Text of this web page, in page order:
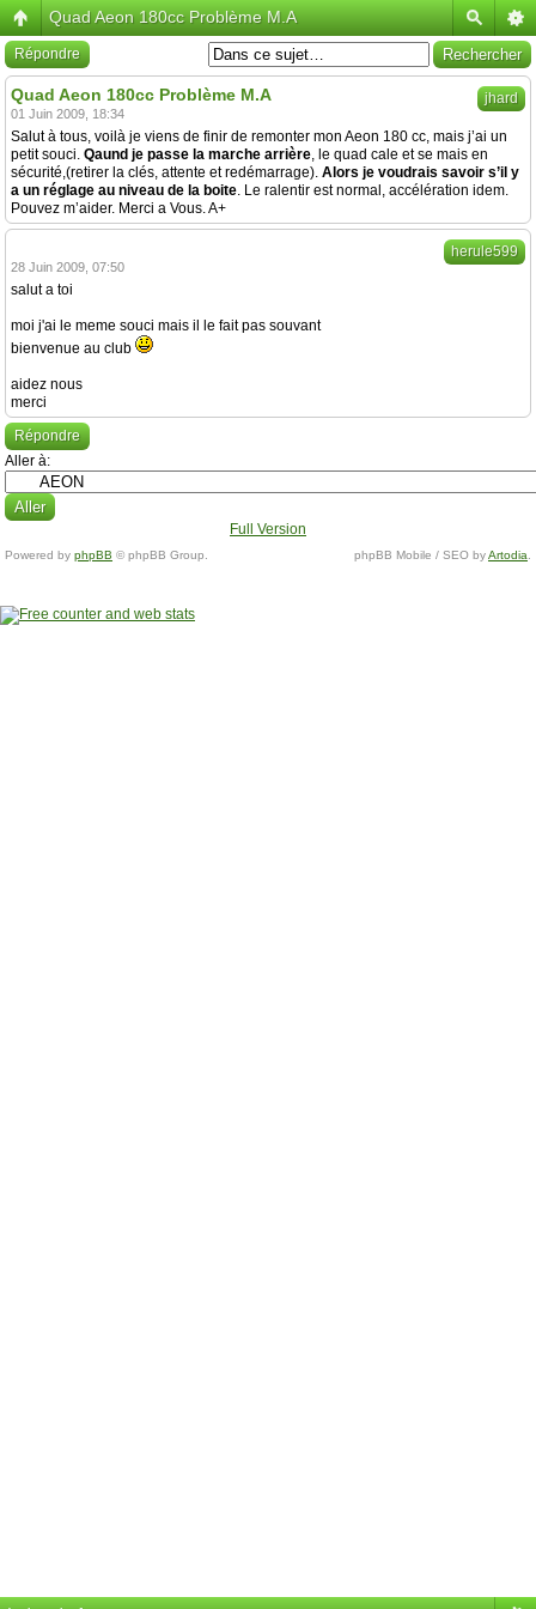
Quad Aeon 180cc Problème M.A
Répondre
jhard
Quad Aeon 180cc Problème M.A
01 Juin 2009, 18:34
Salut à tous, voilà je viens de finir de remonter mon Aeon 180 cc, mais j’ai un
petit souci. Qaund je passe la marche arrière, le quad cale et se mais en
sécurité,(retirer la clés, attente et redémarrage). Alors je voudrais savoir s’il y
a un réglage au niveau de la boite. Le ralentir est normal, accélération idem.
Pouvez m’aider. Merci a Vous. A+
herule599
28 Juin 2009, 07:50
salut a toi
moi j'ai le meme souci mais il le fait pas souvant
bienvenue au club
aidez nous
merci
Répondre
Aller à:
Full Version
Powered by phpBB © phpBB Group. phpBB Mobile / SEO byArtodia